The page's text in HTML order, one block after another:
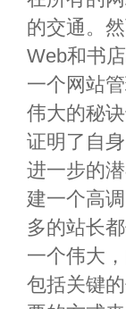
的交通。
Web和书
一个网站
伟大的秘
证明了自
进一步的
建一个高
多的站长
一个伟大
包括关键